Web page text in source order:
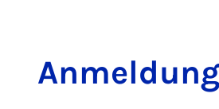
Anmeldung